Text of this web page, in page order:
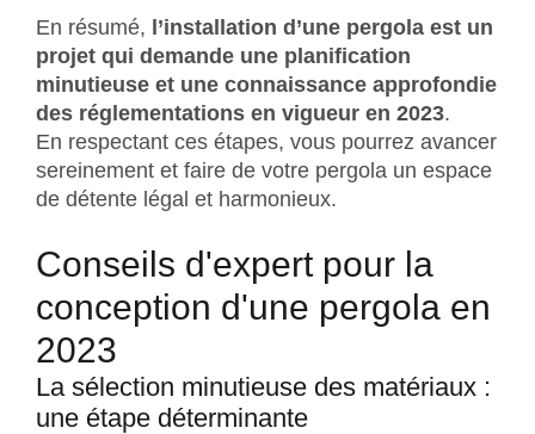
En résumé, l’installation d’une pergola est un
projet qui demande une planification
minutieuse et une connaissance approfondie
des réglementations en vigueur en 2023.
En respectant ces étapes, vous pourrez avancer
sereinement et faire de votre pergola un espace
de détente légal et harmonieux.
Conseils d'expert pour la
conception d'une pergola en
2023
La sélection minutieuse des matériaux :
une étape déterminante